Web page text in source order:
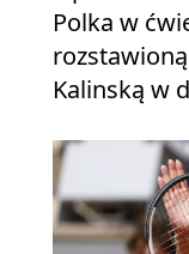
Polka w
Kalinską w